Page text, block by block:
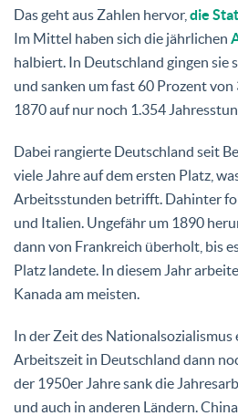
Das geht aus Zahlen hervor, die
Im Mittel haben sich die jährlichen
halbiert. In Deutschland gingen sie
und sanken um fast 60 Prozent
1870 auf nur noch 1.354
Dabei rangierte Deutschland seit
viele Jahre auf dem ersten Platz,
Arbeitsstunden betrifft. Dahinter
und Italien. Ungefähr um 1890
dann von Frankreich überholt, bis
Platz landete. In diesem Jahr
Kanada am meisten.
In der Zeit des Nationalsozialismus
Arbeitszeit in Deutschland dann
der 1950er Jahre sank die
und auch in anderen Ländern.